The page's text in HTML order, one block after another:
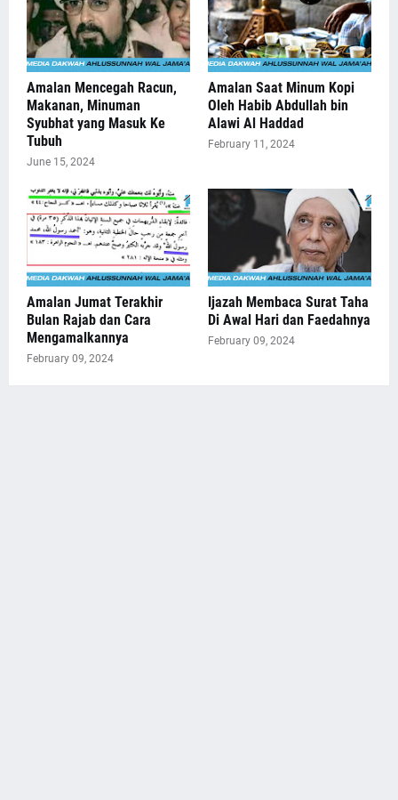
Amalan Mencegah Racun,
Makanan, Minuman
Syubhat yang Masuk Ke
Tubuh
June 15, 2024
Amalan Saat Minum Kopi
Oleh Habib Abdullah bin
Alawi Al Haddad
February 11, 2024
Amalan Jumat Terakhir
Bulan Rajab dan Cara
Mengamalkannya
February 09, 2024
Ijazah Membaca Surat Taha
Di Awal Hari dan Faedahnya
February 09, 2024